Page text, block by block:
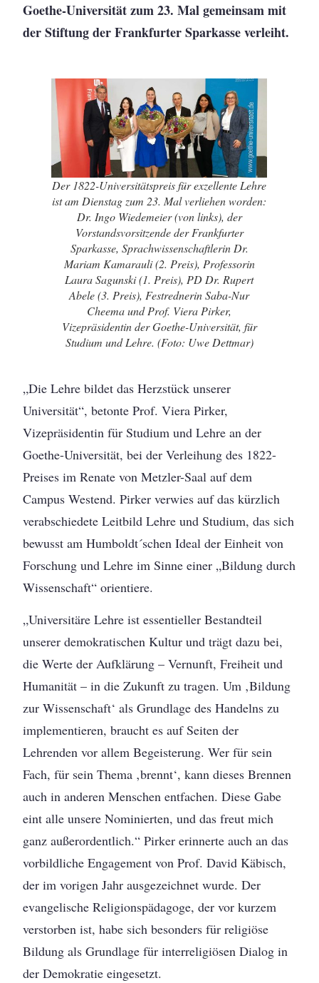
Goethe-Universität zum 23. Mal gemeinsam mit
der Stiftung der Frankfurter Sparkasse verleiht.
Der 1822-Universitätspreis für exzellente Lehre
ist am Dienstag zum 23. Mal verliehen worden:
Dr. Ingo Wiedemeier (von links), der
Vorstandsvorsitzende der Frankfurter
Sparkasse, Sprachwissenschaftlerin Dr.
Mariam Kamarauli (2. Preis), Professorin
Laura Sagunski (1. Preis), PD Dr. Rupert
Abele (3. Preis), Festrednerin Saba-Nur
Cheema und Prof. Viera Pirker,
Vizepräsidentin der Goethe-Universität, für
Studium und Lehre. (Foto: Uwe Dettmar)
„Die Lehre bildet das Herzstück unserer
Universität“, betonte Prof. Viera Pirker,
Vizepräsidentin für Studium und Lehre an der
Goethe-Universität, bei der Verleihung des 1822-
Preises im Renate von Metzler-Saal auf dem
Campus Westend. Pirker verwies auf das kürzlich
verabschiedete Leitbild Lehre und Studium, das sich
bewusst am Humboldt´schen Ideal der Einheit von
Forschung und Lehre im Sinne einer „Bildung durch
Wissenschaft“ orientiere.
„Universitäre Lehre ist essentieller Bestandteil
unserer demokratischen Kultur und trägt dazu bei,
die Werte der Aufklärung – Vernunft, Freiheit und
Humanität – in die Zukunft zu tragen. Um ‚Bildung
zur Wissenschaft‘ als Grundlage des Handelns zu
implementieren, braucht es auf Seiten der
Lehrenden vor allem Begeisterung. Wer für sein
Fach, für sein Thema ‚brennt‘, kann dieses Brennen
auch in anderen Menschen entfachen. Diese Gabe
eint alle unsere Nominierten, und das freut mich
ganz außerordentlich.“ Pirker erinnerte auch an das
vorbildliche Engagement von Prof. David Käbisch,
der im vorigen Jahr ausgezeichnet wurde. Der
evangelische Religionspädagoge, der vor kurzem
verstorben ist, habe sich besonders für religiöse
Bildung als Grundlage für interreligiösen Dialog in
der Demokratie eingesetzt.